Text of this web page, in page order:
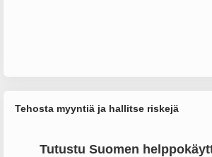
Tehosta myyntiä ja hallitse riskejä
Tutustu Suomen